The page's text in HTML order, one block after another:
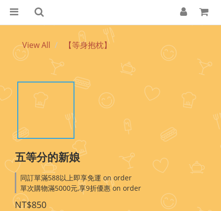
View All 【等身抱枕】
五等分的新娘
同訂單滿588以上即享免運 on order
單次購物滿5000元,享9折優惠 on order
NT$850